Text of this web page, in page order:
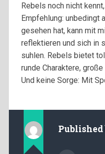
Rebels noch nicht
Empfehlung: unbedingt
gesehen hat, kann mit
reflektieren und sich in
suhlen. Rebels bietet
runde Charaktere,
Und keine Sorge: Mit
Published